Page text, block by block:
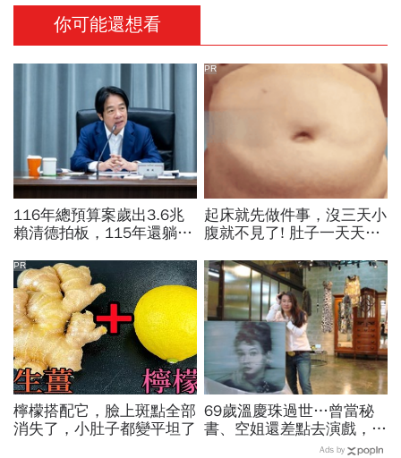
你可能還想看
116年總預算案歲出3.6兆
賴清德拍板，115年還躺在
政首例如何解決？
起床就先做件事，沒三天小
腹就不見了! 肚子一天天變
PR
檸檬搭配它，臉上斑點全部
消失了，小肚子都變平坦了
PR
69歲溫慶珠過世…曾當秘
書、空姐還差點去演戲，擁
過婚姻「只信一見鍾情」！
Ads by